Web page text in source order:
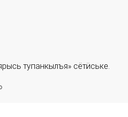
тупанкылъя» сётӥське.